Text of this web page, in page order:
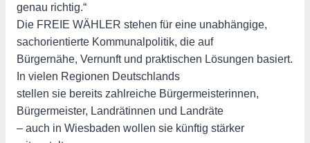
genau richtig.“
Die FREIE WÄHLER stehen für eine unabhängige,
sachorientierte Kommunalpolitik, die auf
Bürgernähe, Vernunft und praktischen Lösungen basiert.
In vielen Regionen Deutschlands
stellen sie bereits zahlreiche Bürgermeisterinnen,
Bürgermeister, Landrätinnen und Landräte
– auch in Wiesbaden wollen sie künftig stärker